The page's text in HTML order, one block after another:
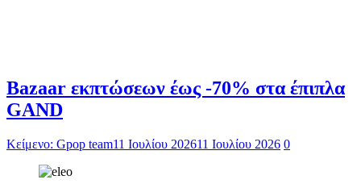
Bazaar εκπτώσεων έως -70% στα έπιπλα
GAND
Κείμενο: Gpop team11 Ιουλίου 202611 Ιουλίου 2026 0